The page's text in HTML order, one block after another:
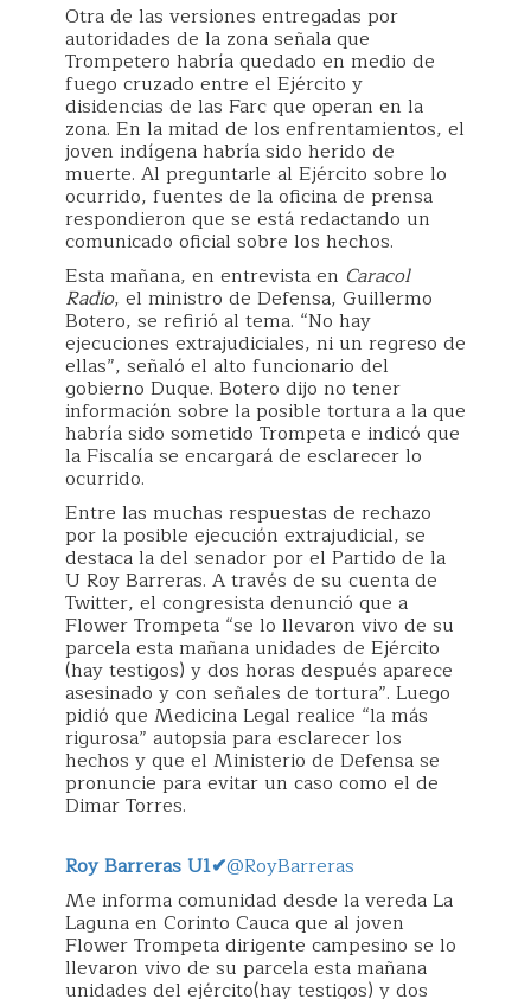
Otra de las versiones entregadas por
autoridades de la zona señala que
Trompetero habría quedado en medio de
fuego cruzado entre el Ejército y
disidencias de las Farc que operan en la
zona. En la mitad de los enfrentamientos, el
joven indígena habría sido herido de
muerte. Al preguntarle al Ejército sobre lo
ocurrido, fuentes de la oficina de prensa
respondieron que se está redactando un
comunicado oficial sobre los hechos.
Esta mañana, en entrevista en Caracol
Radio, el ministro de Defensa, Guillermo
Botero, se refirió al tema. “No hay
ejecuciones extrajudiciales, ni un regreso de
ellas”, señaló el alto funcionario del
gobierno Duque. Botero dijo no tener
información sobre la posible tortura a la que
habría sido sometido Trompeta e indicó que
la Fiscalía se encargará de esclarecer lo
ocurrido.
Entre las muchas respuestas de rechazo
por la posible ejecución extrajudicial, se
destaca la del senador por el Partido de la
U Roy Barreras. A través de su cuenta de
Twitter, el congresista denunció que a
Flower Trompeta “se lo llevaron vivo de su
parcela esta mañana unidades de Ejército
(hay testigos) y dos horas después aparece
asesinado y con señales de tortura”. Luego
pidió que Medicina Legal realice “la más
rigurosa” autopsia para esclarecer los
hechos y que el Ministerio de Defensa se
pronuncie para evitar un caso como el de
Dimar Torres.
Roy Barreras U1✔@RoyBarreras
Me informa comunidad desde la vereda La
Laguna en Corinto Cauca que al joven
Flower Trompeta dirigente campesino se lo
llevaron vivo de su parcela esta mañana
unidades del ejército(hay testigos) y dos